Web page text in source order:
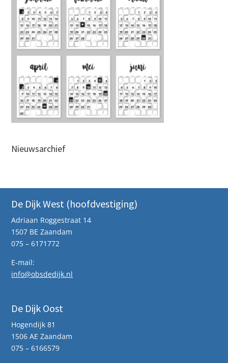
Nieuwsarchief
De Dijk West (hoofdvestiging)
Adriaan Roggestraat 14
1507 BE Zaandam
075 – 6171772
E-mail:
info@obsdedijk.nl
De Dijk Oost
Hogendijk 81
1506 AE Zaandam
075 – 6166579